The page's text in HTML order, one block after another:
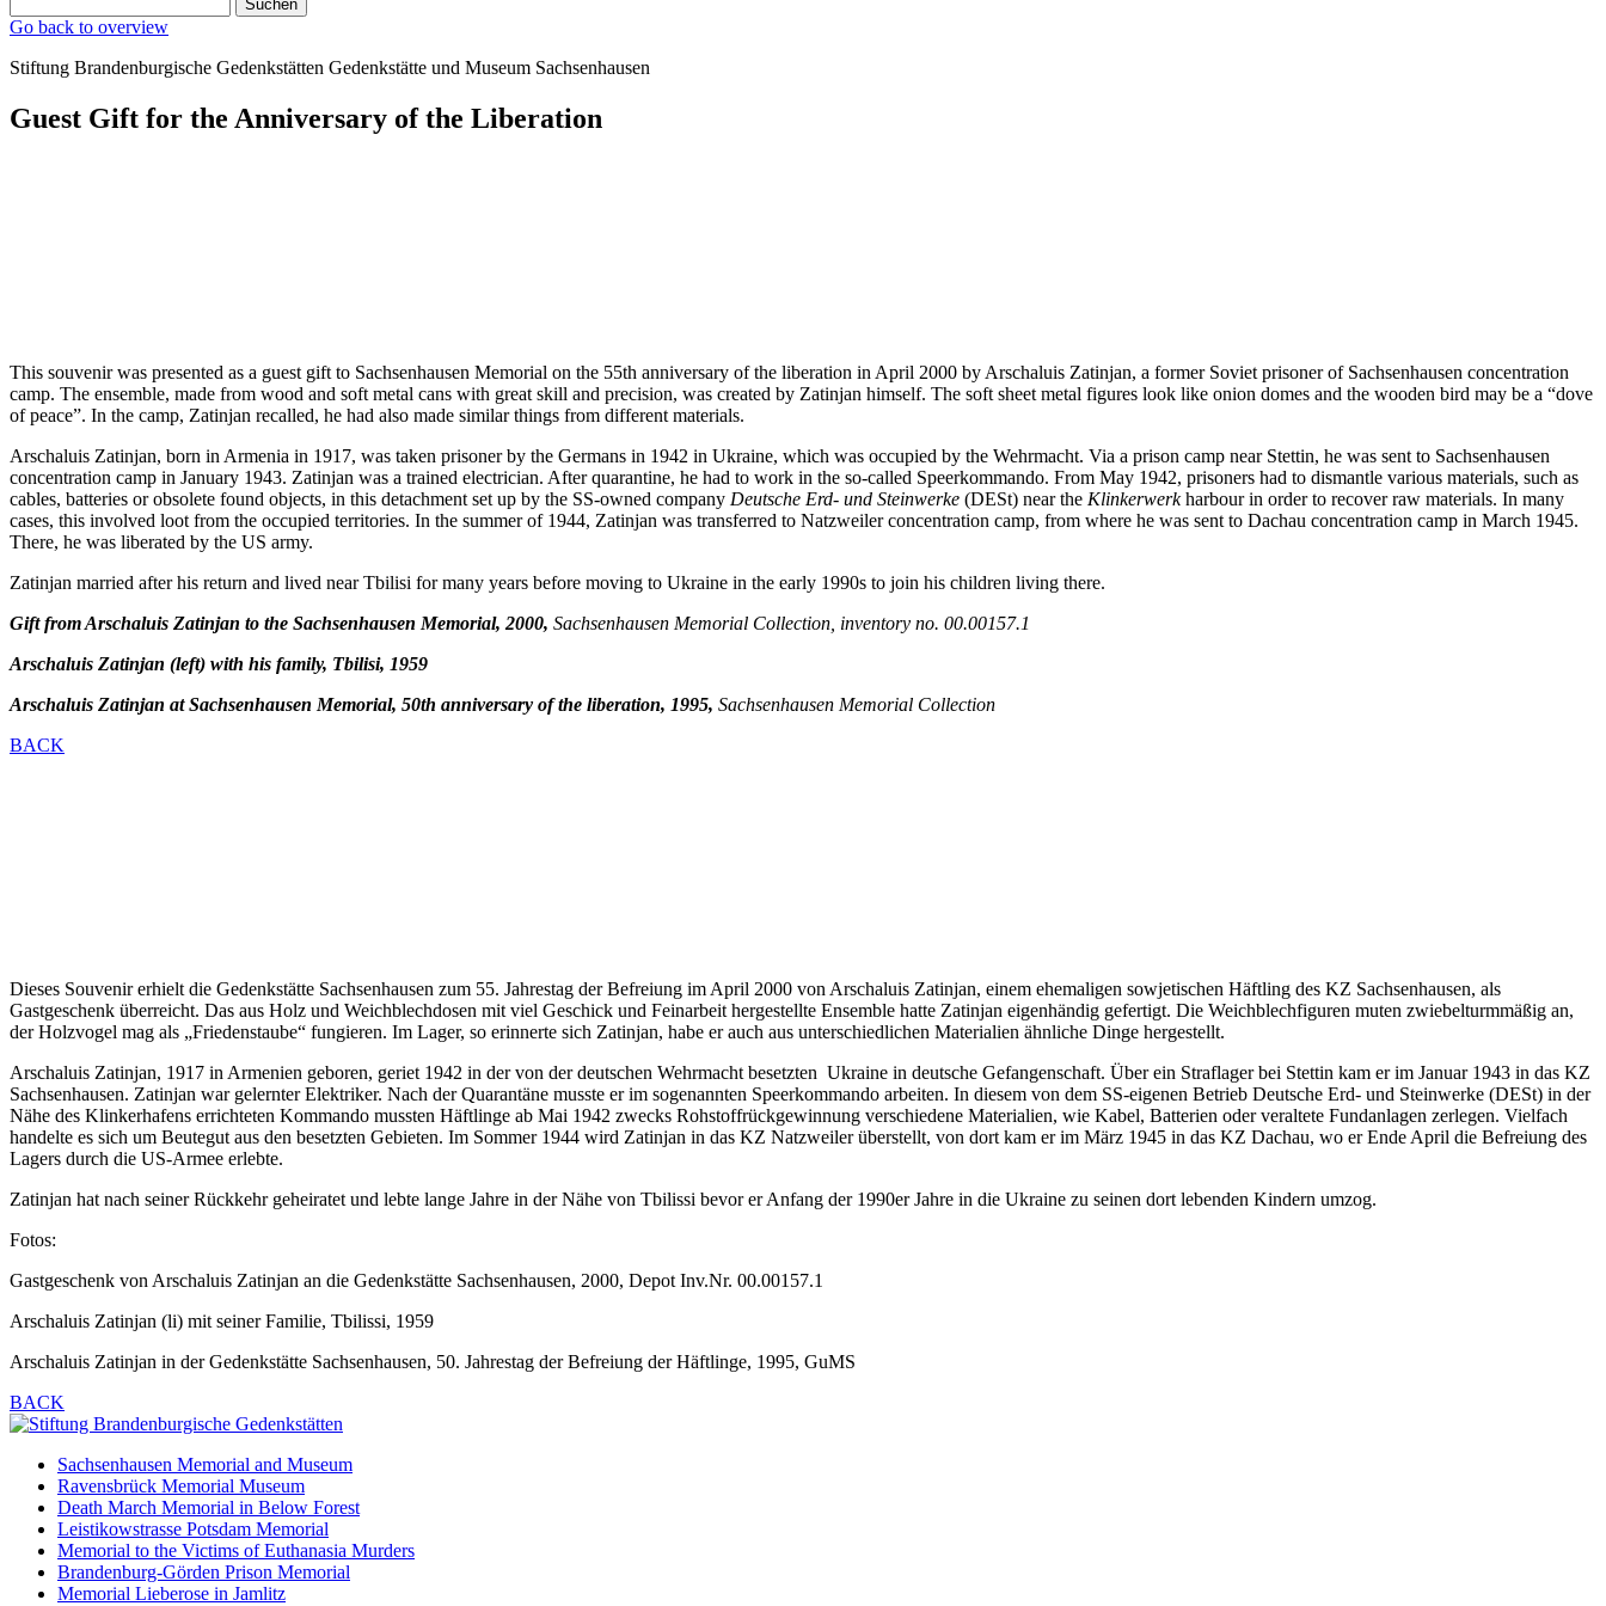
Suchen
Go back to overview
Stiftung Brandenburgische Gedenkstätten Gedenkstätte und Museum Sachsenhausen
Guest Gift for the Anniversary of the Liberation
This souvenir was presented as a guest gift to Sachsenhausen Memorial on the 55th anniversary of the liberation in April 2000 by Arschaluis Zatinjan, a former Soviet prisoner of Sachsenhausen concentration
camp. The ensemble, made from wood and soft metal cans with great skill and precision, was created by Zatinjan himself. The soft sheet metal figures look like onion domes and the wooden bird may be a “dove
of peace”. In the camp, Zatinjan recalled, he had also made similar things from different materials.
Arschaluis Zatinjan, born in Armenia in 1917, was taken prisoner by the Germans in 1942 in Ukraine, which was occupied by the Wehrmacht. Via a prison camp near Stettin, he was sent to Sachsenhausen
concentration camp in January 1943. Zatinjan was a trained electrician. After quarantine, he had to work in the so-called Speerkommando. From May 1942, prisoners had to dismantle various materials, such as
cables, batteries or obsolete found objects, in this detachment set up by the SS-owned company Deutsche Erd- und Steinwerke (DESt) near the Klinkerwerkharbour in order to recover raw materials. In many
cases, this involved loot from the occupied territories. In the summer of 1944, Zatinjan was transferred to Natzweiler concentration camp, from where he was sent to Dachau concentration camp in March 1945.
There, he was liberated by the US army.
Zatinjan married after his return and lived near Tbilisi for many years before moving to Ukraine in the early 1990s to join his children living there.
Gift from Arschaluis Zatinjan to the Sachsenhausen Memorial, 2000, Sachsenhausen Memorial Collection, inventory no. 00.00157.1
Arschaluis Zatinjan (left) with his family, Tbilisi, 1959
Arschaluis Zatinjan at Sachsenhausen Memorial, 50th anniversary of the liberation, 1995, Sachsenhausen Memorial Collection
BACK
Dieses Souvenir erhielt die Gedenkstätte Sachsenhausen zum 55. Jahrestag der Befreiung im April 2000 von Arschaluis Zatinjan, einem ehemaligen sowjetischen Häftling des KZ Sachsenhausen, als
Gastgeschenk überreicht. Das aus Holz und Weichblechdosen mit viel Geschick und Feinarbeit hergestellte Ensemble hatte Zatinjan eigenhändig gefertigt. Die Weichblechfiguren muten zwiebelturmmäßig an,
der Holzvogel mag als „Friedenstaube“ fungieren. Im Lager, so erinnerte sich Zatinjan, habe er auch aus unterschiedlichen Materialien ähnliche Dinge hergestellt.
Arschaluis Zatinjan, 1917 in Armenien geboren, geriet 1942 in der von der deutschen Wehrmacht besetzten Ukraine in deutsche Gefangenschaft. Über ein Straflager bei Stettin kam er im Januar 1943 in das KZ
Sachsenhausen. Zatinjan war gelernter Elektriker. Nach der Quarantäne musste er im sogenannten Speerkommando arbeiten. In diesem von dem SS-eigenen Betrieb Deutsche Erd- und Steinwerke (DESt) in der
Nähe des Klinkerhafens errichteten Kommando mussten Häftlinge ab Mai 1942 zwecks Rohstoffrückgewinnung verschiedene Materialien, wie Kabel, Batterien oder veraltete Fundanlagen zerlegen. Vielfach
handelte es sich um Beutegut aus den besetzten Gebieten. Im Sommer 1944 wird Zatinjan in das KZ Natzweiler überstellt, von dort kam er im März 1945 in das KZ Dachau, wo er Ende April die Befreiung des
Lagers durch die US-Armee erlebte.
Zatinjan hat nach seiner Rückkehr geheiratet und lebte lange Jahre in der Nähe von Tbilissi bevor er Anfang der 1990er Jahre in die Ukraine zu seinen dort lebenden Kindern umzog.
Fotos:
Gastgeschenk von Arschaluis Zatinjan an die Gedenkstätte Sachsenhausen, 2000, Depot Inv.Nr. 00.00157.1
Arschaluis Zatinjan (li) mit seiner Familie, Tbilissi, 1959
Arschaluis Zatinjan in der Gedenkstätte Sachsenhausen, 50. Jahrestag der Befreiung der Häftlinge, 1995, GuMS
BACK
Sachsenhausen Memorial and Museum
Ravensbrück Memorial Museum
Death March Memorial in Below Forest
Leistikowstrasse Potsdam Memorial
Memorial to the Victims of Euthanasia Murders
Brandenburg-Görden Prison Memorial
Memorial Lieberose in Jamlitz